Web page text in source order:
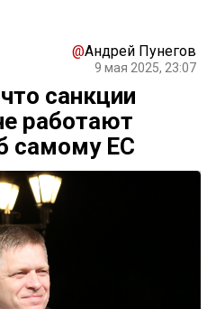
@Андрей Пунегов
9 мая 2025, 23:07
санкции
работают
самому ЕС